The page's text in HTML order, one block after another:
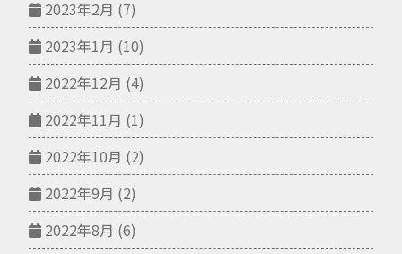
2023年2月 (7)
2023年1月 (10)
2022年12月 (4)
2022年11月 (1)
2022年10月 (2)
2022年9月 (2)
2022年8月 (6)